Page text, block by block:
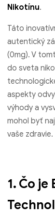
Nikotínu.
Táto
autentický
(0mg). V
do sveta
aspekty
výhody a
mohol byť
vaše zdravie.
1. Čo